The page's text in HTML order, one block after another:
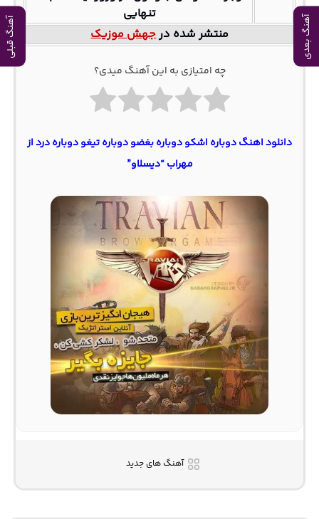
آهنگ بعدی آهنگ قبلی
تنهایی
منتشر شده درجهش موزیک
چه امتیازی به این آهنگ میدی؟
دانلود اهنگ دوباره اشکو دوباره بغضو دوباره تیغو دوباره درد از
مهراب “دیسلاو”
آهنگ های جدید